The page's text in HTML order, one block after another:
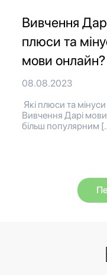
Вивчення
плюси та
мови онлайн?
08.08.2023
Які плюси та
Вивчення Дарі
більш популярним